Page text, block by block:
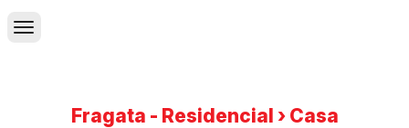
Fragata - Residencial › Casa